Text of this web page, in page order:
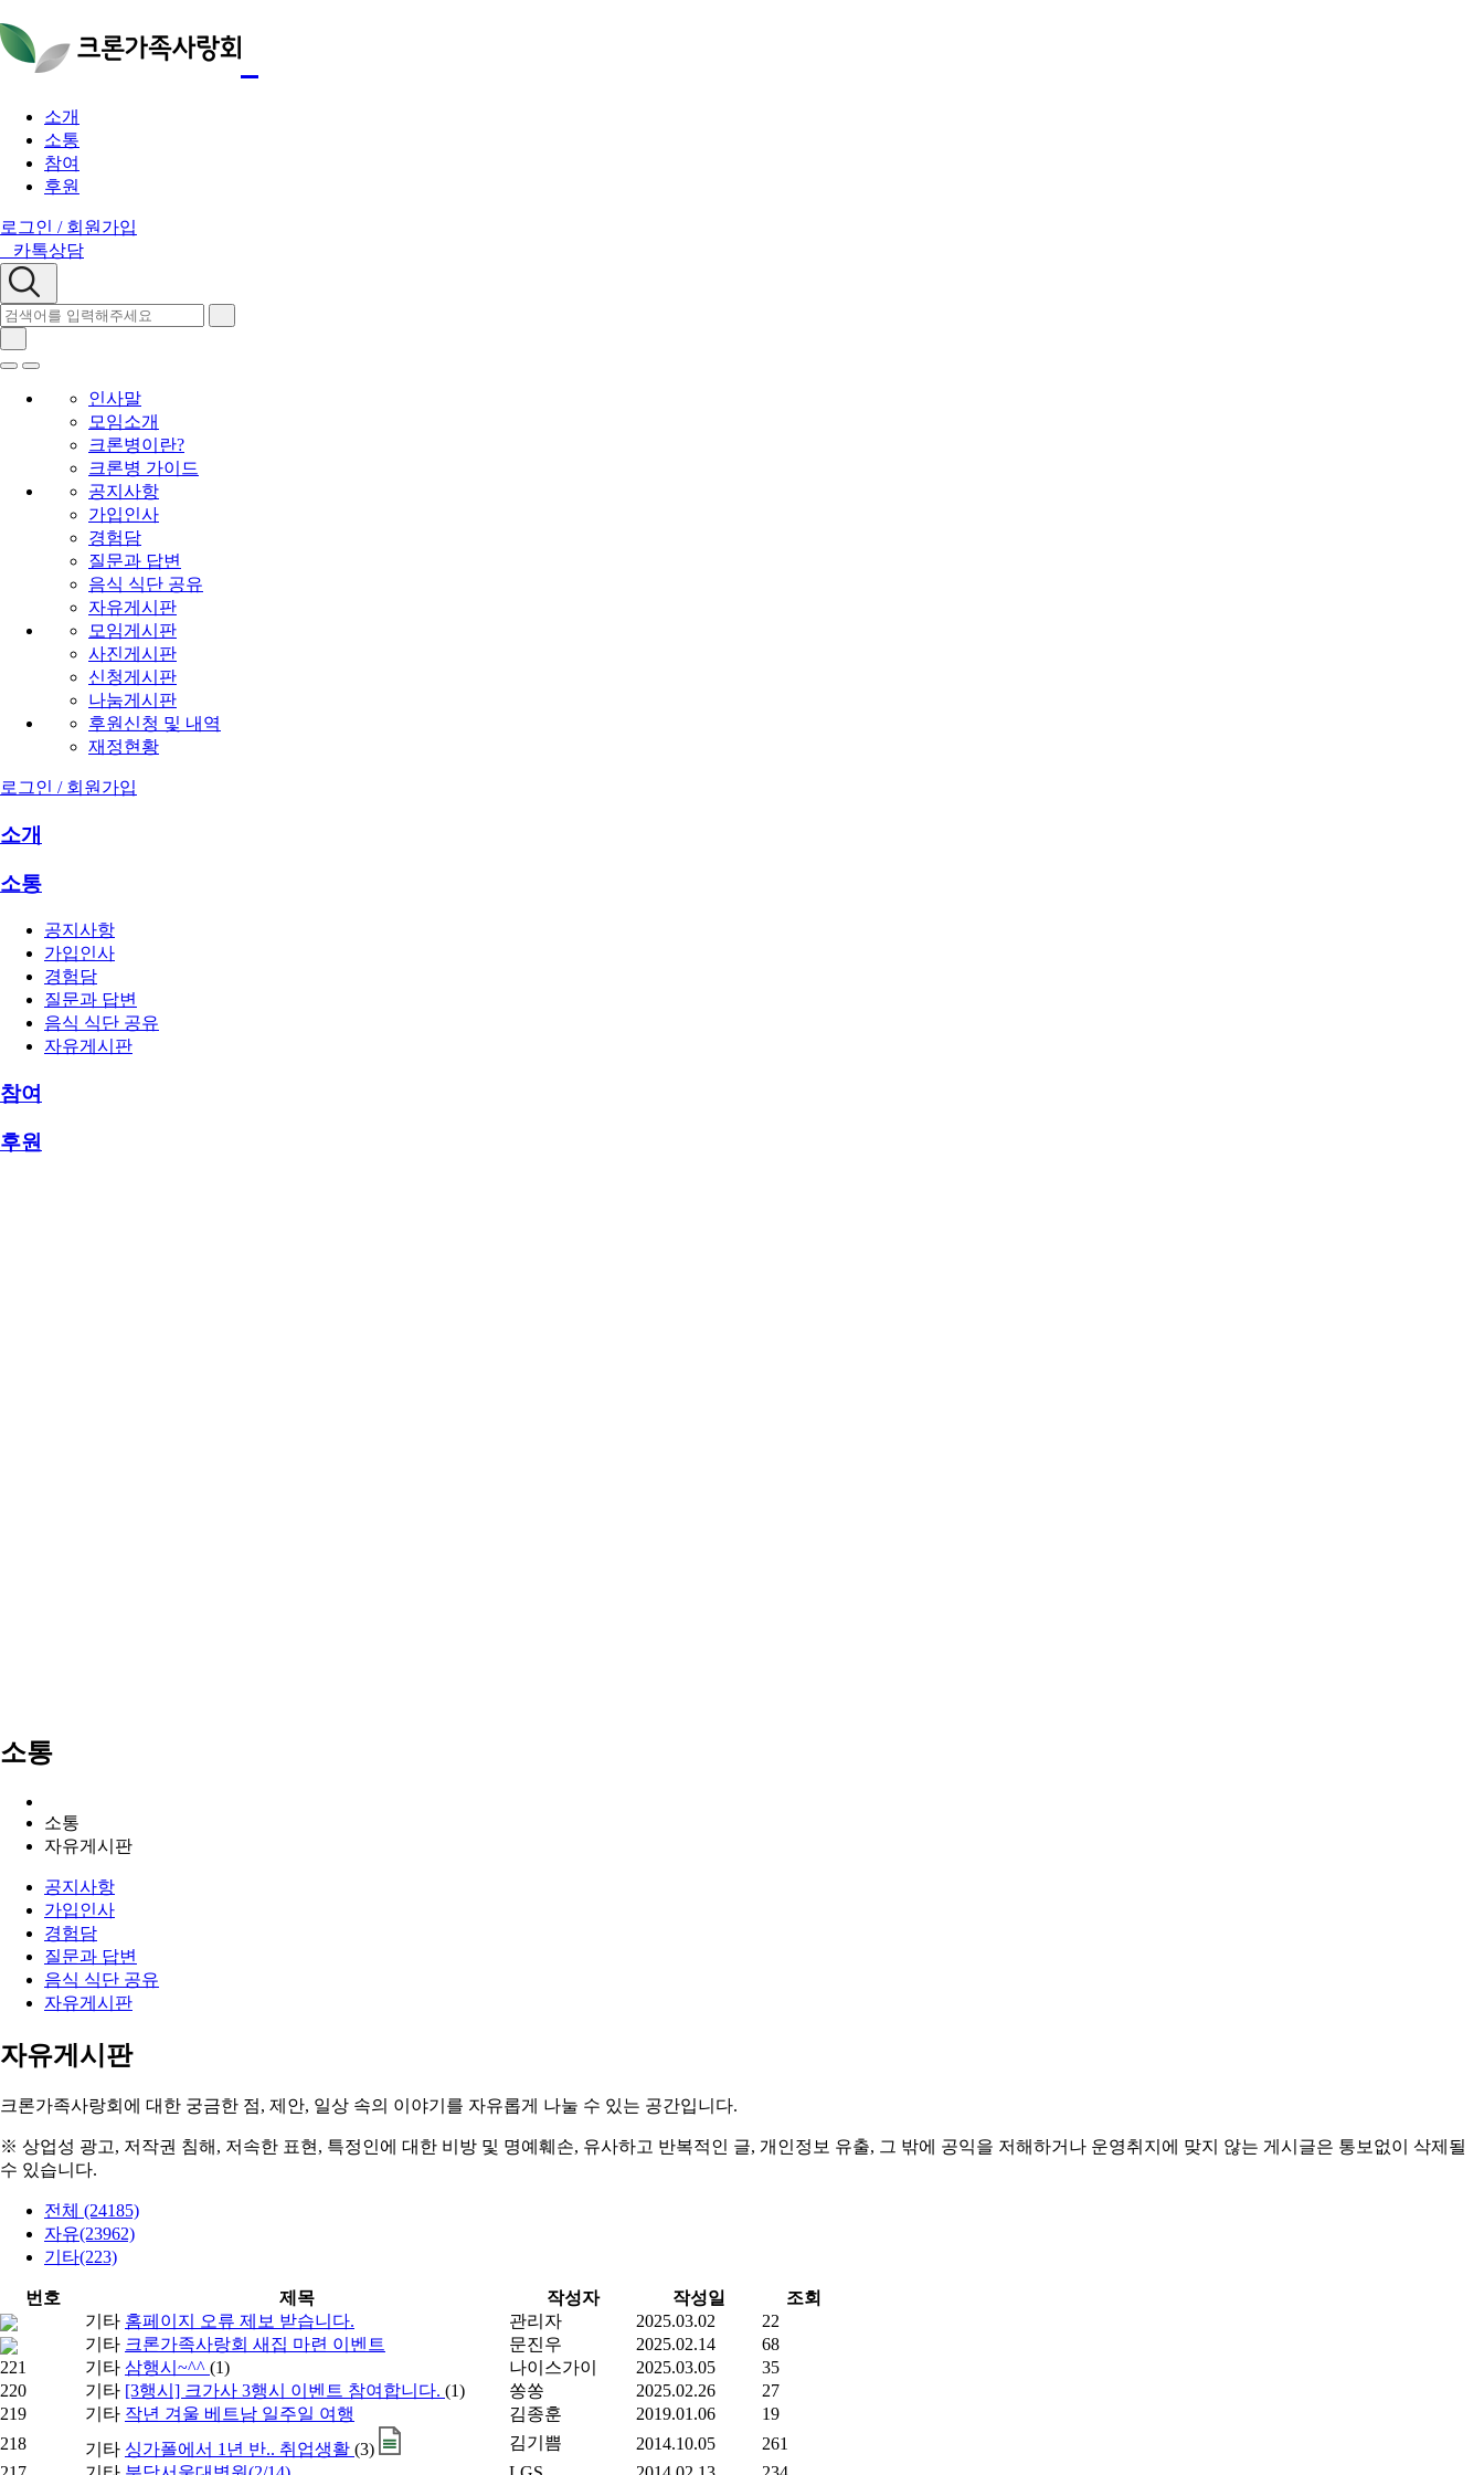
소개
소통
참여
후원
로그인 / 회원가입
카톡상담
인사말
모임소개
크론병이란?
크론병 가이드
공지사항
가입인사
경험담
질문과 답변
음식 식단 공유
자유게시판
모임게시판
사진게시판
신청게시판
나눔게시판
후원신청 및 내역
재정현황
로그인 / 회원가입
소개
소통
공지사항
가입인사
경험담
질문과 답변
음식 식단 공유
자유게시판
참여
후원
소통
소통
자유게시판
공지사항
가입인사
경험담
질문과 답변
음식 식단 공유
자유게시판
자유게시판
크론가족사랑회에 대한 궁금한 점, 제안, 일상 속의 이야기를 자유롭게 나눌 수 있는 공간입니다.
※ 상업성 광고, 저작권 침해, 저속한 표현, 특정인에 대한 비방 및 명예훼손, 유사하고 반복적인 글, 개인정보 유출, 그 밖에 공익을 저해하거나 운영취지에 맞지 않는 게시글은 통보없이 삭제될
수 있습니다.
전체 (24185)
자유(23962)
기타(223)
번호 제목 작성자 작성일
조회
기타 홈페이지 오류 제보 받습니다. 관리자 2025.03.02
22
기타 크론가족사랑회 새집 마련 이벤트 문진우 2025.02.14
68
221
기타 삼행시~^^ (1) 나이스가이 2025.03.05
35
220
기타 [3행시] 크가사 3행시 이벤트 참여합니다. (1) 쏭쏭 2025.02.26
27
219
기타 작년 겨울 베트남 일주일 여행 김종훈 2019.01.06
19
218
기타 싱가폴에서 1년 반.. 취업생활 (3) 김기쁨 2014.10.05
261